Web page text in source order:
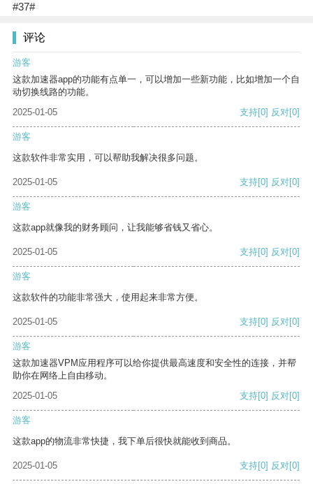
#37#
评论
游客
这款加速器app的功能有点单一，可以增加一些新功能，比如增加一个自
动切换线路的功能。
2025-01-05
支持[0] 反对[0]
游客
这款软件非常实用，可以帮助我解决很多问题。
2025-01-05 支持[0] 反对[0]
游客
这款app就像我的财务顾问，让我能够省钱又省心。
2025-01-05 支持[0] 反对[0]
游客
这款软件的功能非常强大，使用起来非常方便。
2025-01-05 支持[0] 反对[0]
游客
这款加速器VPM应用程序可以给你提供最高速度和安全性的连接，并帮
助你在网络上自由移动。
2025-01-05
支持[0] 反对[0]
游客
这款app的物流非常快捷，我下单后很快就能收到商品。
2025-01-05 支持[0] 反对[0]